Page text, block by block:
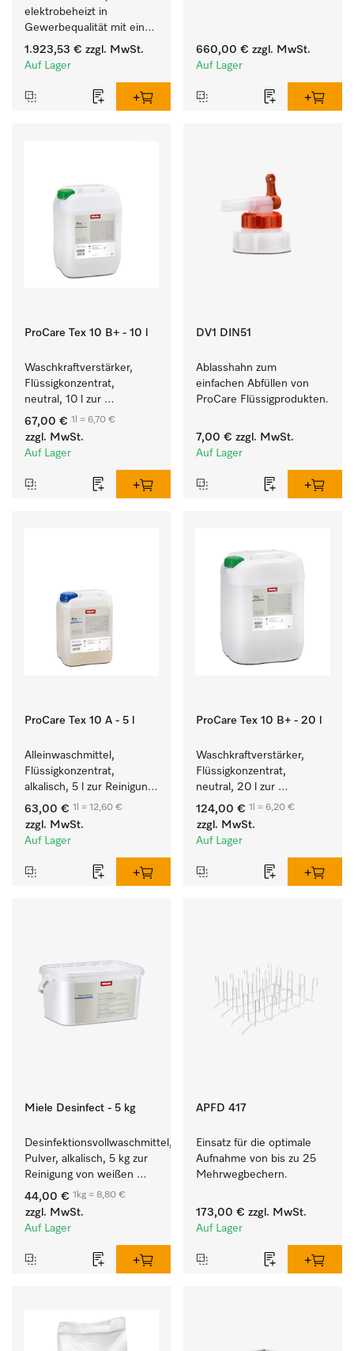
elektrobeheizt in
Gewerbequalität mit einer
Laufzeit von 79 min,
einfache Aufstellung.
1.923,53 € zzgl. MwSt.
Auf Lager
660,00 € zzgl. MwSt.
Auf Lager
ProCare Tex 10 B+ - 10 l
Waschkraftverstärker,
Flüssigkonzentrat,
neutral, 10 l zur
wirksamen Entfernung
von Fettverschmutzungen.
67,00 € 1l = 6,70 €
zzgl. MwSt.
Auf Lager
DV1 DIN51
Ablasshahn zum
einfachen Abfüllen von
ProCare Flüssigprodukten.
7,00 € zzgl. MwSt.
Auf Lager
ProCare Tex 10 A - 5 l
Alleinwaschmittel,
Flüssigkonzentrat,
alkalisch, 5 l zur Reinigung
weißer Textilien und
farbechter Buntwäsche.
63,00 € 1l = 12,60 €
zzgl. MwSt.
Auf Lager
ProCare Tex 10 B+ - 20 l
Waschkraftverstärker,
Flüssigkonzentrat,
neutral, 20 l zur
wirksamen Entfernung
von Fettverschmutzungen.
124,00 € 1l = 6,20 €
zzgl. MwSt.
Auf Lager
Miele Desinfect - 5 kg
Desinfektionsvollwaschmittel,
Pulver, alkalisch, 5 kg zur
Reinigung von weißen
Textilien und farbechter
Buntwäsche.
44,00 € 1kg = 8,80 €
zzgl. MwSt.
Auf Lager
APFD 417
Einsatz für die optimale
Aufnahme von bis zu 25
Mehrwegbechern.
173,00 € zzgl. MwSt.
Auf Lager